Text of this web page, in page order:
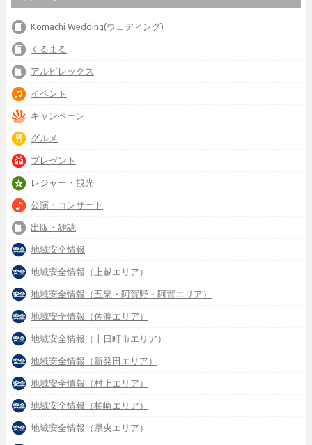
Komachi Wedding(ウェディング)
くるまる
アルビレックス
イベント
キャンペーン
グルメ
プレゼント
レジャー・観光
公演・コンサート
出版・雑誌
地域安全情報
地域安全情報（上越エリア）
地域安全情報（五泉・阿賀野・阿賀エリア）
地域安全情報（佐渡エリア）
地域安全情報（十日町市エリア）
地域安全情報（新発田エリア）
地域安全情報（村上エリア）
地域安全情報（柏崎エリア）
地域安全情報（県央エリア）